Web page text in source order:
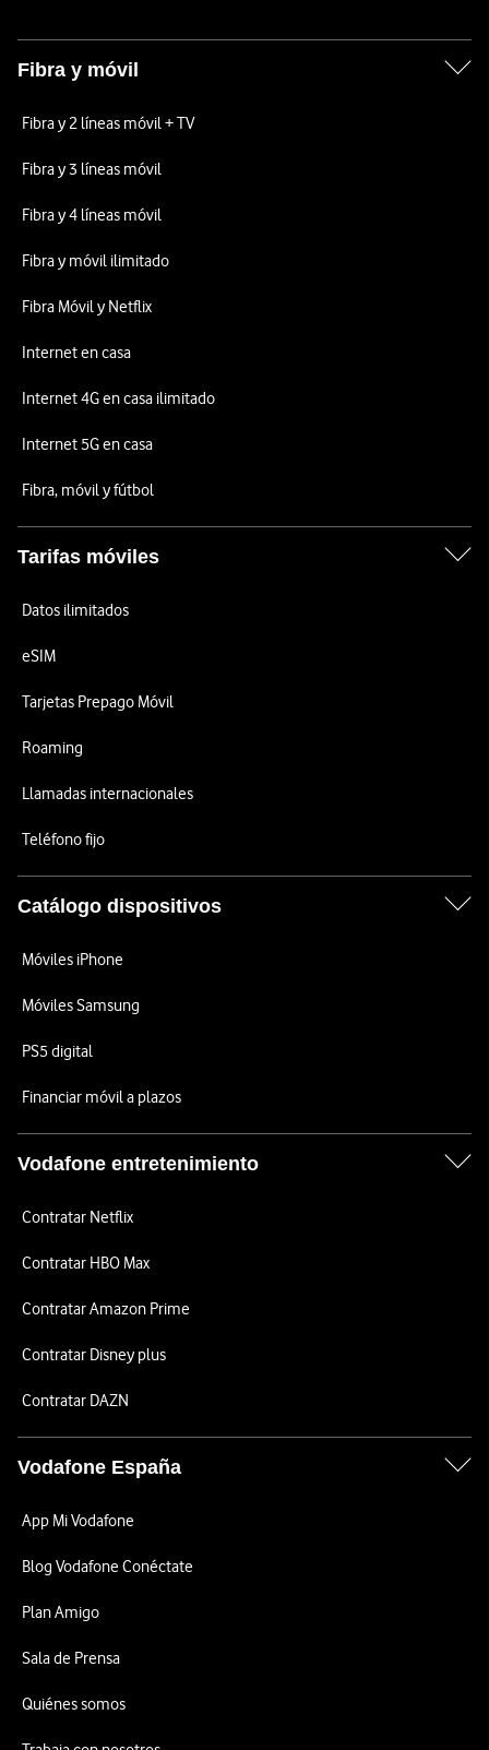
Fibra y móvil
Fibra y 2 líneas móvil + TV
Fibra y 3 líneas móvil
Fibra y 4 líneas móvil
Fibra y móvil ilimitado
Fibra Móvil y Netflix
Internet en casa
Internet 4G en casa ilimitado
Internet 5G en casa
Fibra, móvil y fútbol
Tarifas móviles
Datos ilimitados
eSIM
Tarjetas Prepago Móvil
Roaming
Llamadas internacionales
Teléfono fijo
Catálogo dispositivos
Móviles iPhone
Móviles Samsung
PS5 digital
Financiar móvil a plazos
Vodafone entretenimiento
Contratar Netflix
Contratar HBO Max
Contratar Amazon Prime
Contratar Disney plus
Contratar DAZN
Vodafone España
App Mi Vodafone
Blog Vodafone Conéctate
Plan Amigo
Sala de Prensa
Quiénes somos